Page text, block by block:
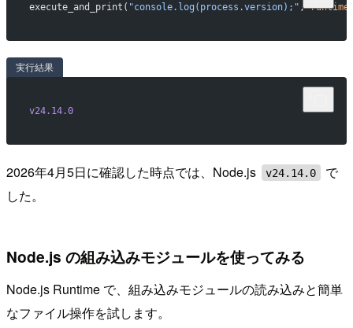
execute_and_print( "console.log(process.version);" , runtime
実行結果
v24.14.0
2026年4月5日に確認した時点では、Node.js v24.14.0
で
した。
Node.js の組み込みモジュールを使ってみる
Node.js Runtime で、組み込みモジュールの読み込みと簡単
なファイル操作を試します。